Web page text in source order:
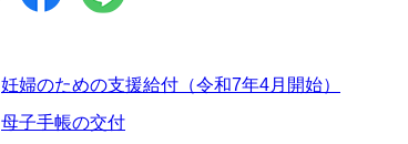
妊婦のための支援給付（令和7年4月開始）
母子手帳の交付